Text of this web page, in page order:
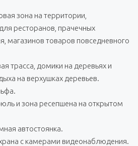
зона на территории,
ресторанов, прачечных
магазинов товаров повседневного
трасса, домики на деревьях и
на верхушках деревьев.
и зона ресепшена на открытом
автостоянка.
с камерами видеонаблюдения.